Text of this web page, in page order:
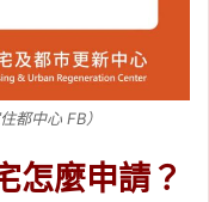
都中心 FB）
怎麼申請？